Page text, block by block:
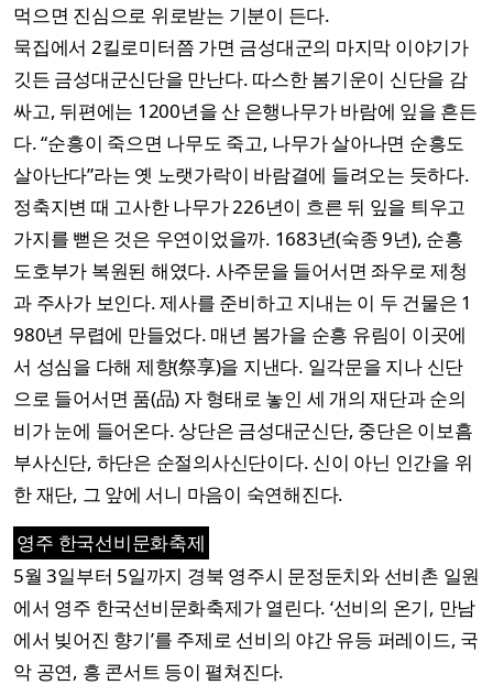
먹으면 진심으로 위로받는 기분이 든다.
묵집에서 2킬로미터쯤 가면 금성대군의 마지막 이야기가
깃든 금성대군신단을 만난다. 따스한 봄기운이 신단을 감
싸고, 뒤편에는 1200년을 산 은행나무가 바람에 잎을 흔든
다. “순흥이 죽으면 나무도 죽고, 나무가 살아나면 순흥도
살아난다”라는 옛 노랫가락이 바람결에 들려오는 듯하다.
정축지변 때 고사한 나무가 226년이 흐른 뒤 잎을 틔우고
가지를 뻗은 것은 우연이었을까. 1683년(숙종 9년), 순흥
도호부가 복원된 해였다. 사주문을 들어서면 좌우로 제청
과 주사가 보인다. 제사를 준비하고 지내는 이 두 건물은 1
980년 무렵에 만들었다. 매년 봄가을 순흥 유림이 이곳에
서 성심을 다해 제향(祭享)을 지낸다. 일각문을 지나 신단
으로 들어서면 품(品) 자 형태로 놓인 세 개의 재단과 순의
비가 눈에 들어온다. 상단은 금성대군신단, 중단은 이보흠
부사신단, 하단은 순절의사신단이다. 신이 아닌 인간을 위
한 재단, 그 앞에 서니 마음이 숙연해진다.
영주 한국선비문화축제
5월 3일부터 5일까지 경북 영주시 문정둔치와 선비촌 일원
에서 영주 한국선비문화축제가 열린다. ‘선비의 온기, 만남
에서 빚어진 향기’를 주제로 선비의 야간 유등 퍼레이드, 국
악 공연, 흥 콘서트 등이 펼쳐진다.